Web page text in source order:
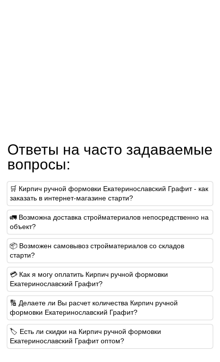
Ответы на часто задаваемые
вопросы:
🛒 Кирпич ручной формовки Екатеринославский Графит - как
заказать в интернет-магазине старти?
🚛 Возможна доставка стройматериалов непосредственно на
объект?
📦 Возможен самовывоз стройматериалов со складов
старти?
💳 Как я могу оплатить Кирпич ручной формовки
Екатеринославский Графит?
🔢 Делаете ли Вы расчет количества Кирпич ручной
формовки Екатеринославский Графит?
🏷️ Есть ли скидки на Кирпич ручной формовки
Екатеринославский Графит оптом?